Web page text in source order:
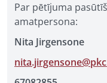
Par pētījuma
amatpersona:
Nita Jirgensone